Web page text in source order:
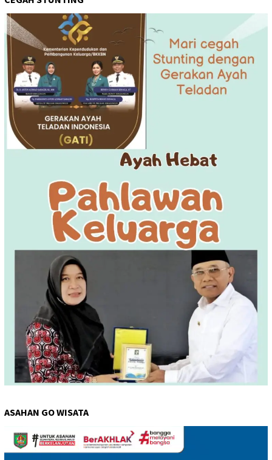
ASAHAN GO WISATA
Pemutar
Video